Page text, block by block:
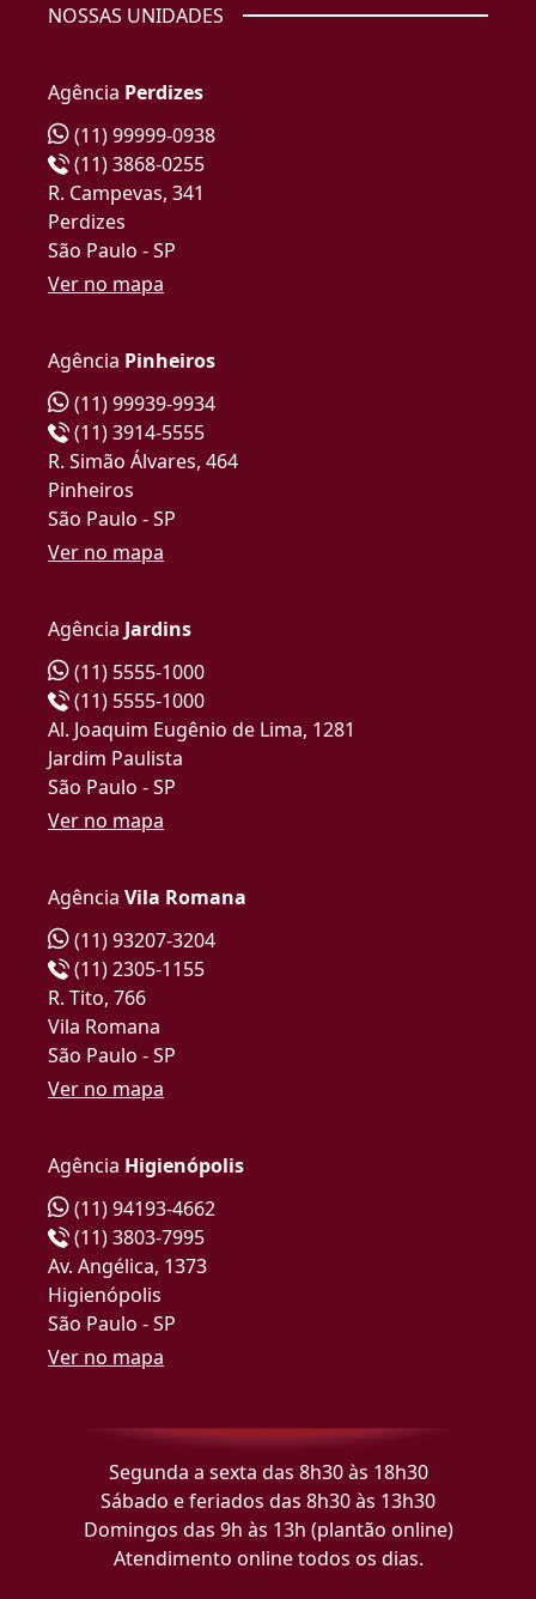
NOSSAS UNIDADES
Agência Perdizes
(11) 99999-0938
(11) 3868-0255
R. Campevas, 341
Perdizes
São Paulo - SP
Ver no mapa
Agência Pinheiros
(11) 99939-9934
(11) 3914-5555
R. Simão Álvares, 464
Pinheiros
São Paulo - SP
Ver no mapa
Agência Jardins
(11) 5555-1000
(11) 5555-1000
Al. Joaquim Eugênio de Lima, 1281
Jardim Paulista
São Paulo - SP
Ver no mapa
Agência Vila Romana
(11) 93207-3204
(11) 2305-1155
R. Tito, 766
Vila Romana
São Paulo - SP
Ver no mapa
Agência Higienópolis
(11) 94193-4662
(11) 3803-7995
Av. Angélica, 1373
Higienópolis
São Paulo - SP
Ver no mapa
Segunda a sexta das 8h30 às 18h30
Sábado e feriados das 8h30 às 13h30
Domingos das 9h às 13h (plantão online)
Atendimento online todos os dias.